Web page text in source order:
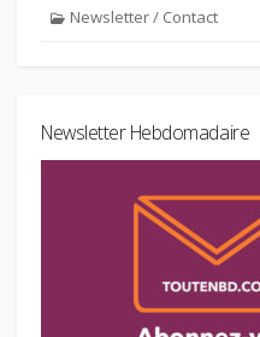
Newsletter / Contact
Newsletter Hebdomadaire